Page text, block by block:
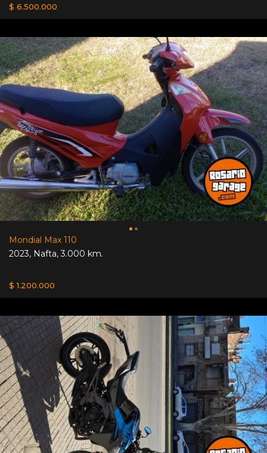
$ 6.500.000
Mondial Max 110
2023, Nafta,3.000 km.
$ 1.200.000